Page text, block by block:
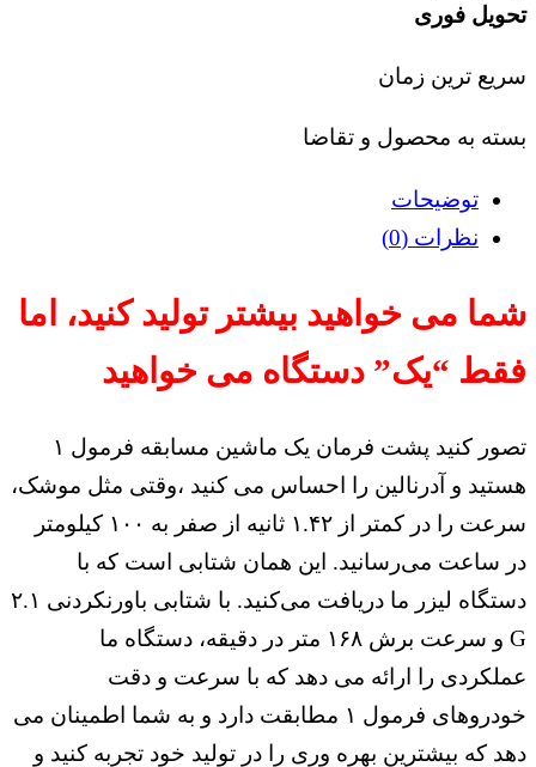
تحویل فوری
سریع ترین زمان
بسته به محصول و تقاضا
توضیحات
نظرات (0)
شما می خواهید بیشتر تولید کنید، اما
فقط “یک” دستگاه می خواهید
تصور کنید پشت فرمان یک ماشین مسابقه فرمول ۱
هستید و آدرنالین را احساس می کنید ،وقتی مثل موشک،
سرعت را در کمتر از ۱.۴۲ ثانیه از صفر به ۱۰۰ کیلومتر
در ساعت می‌رسانید. این همان شتابی است که با
دستگاه لیزر ما دریافت می‌کنید. با شتابی باورنکردنی ۲.۱
G و سرعت برش ۱۶۸ متر در دقیقه، دستگاه ما
عملکردی را ارائه می دهد که با سرعت و دقت
خودروهای فرمول ۱ مطابقت دارد و به شما اطمینان می
دهد که بیشترین بهره وری را در تولید خود تجربه کنید و